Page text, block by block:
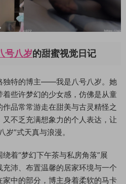
号八岁的甜蜜视觉日记
独特的博主——我是八号八岁。她
些许梦幻的少女感，仿佛是从童
品常常游走在甜美与古灵精怪之
不乏充满想象力的个人表达，让
岁”式天真与浪漫。
着“梦幻下午茶与私房角落”展
沛、布置温馨的居家环境与一个
中的部分，博主身着柔软的马卡